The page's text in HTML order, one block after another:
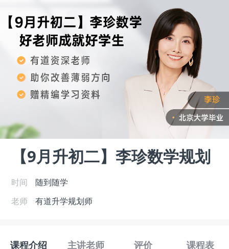
【9月升初二】李珍数学规划
时间
随到随学
老师
有道升学规划师
课程介绍 主讲老师 评价 课程表